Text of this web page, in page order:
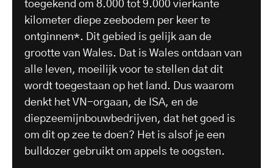
toegekend om 8.000 tot 9.000 vierkante
kilometer diepe zeebodem per keer te
ontginnen*. Dit gebied is gelijk aan de
grootte van Wales. Dat is Wales ontdaan van
alle leven, moeilijk voor te stellen dat dit
wordt toegestaan op het land. Dus waarom
denkt het VN-orgaan, de ISA, en de
diepzeemijnbouwbedrijven, dat het goed is
om dit op zee te doen? Het is alsof je een
bulldozer gebruikt om appels te oogsten.